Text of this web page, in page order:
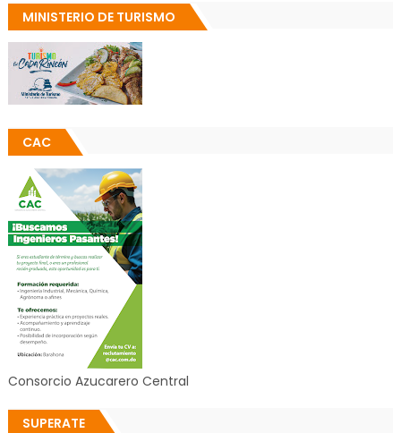
MINISTERIO DE TURISMO
CAC
Consorcio Azucarero Central
SUPERATE